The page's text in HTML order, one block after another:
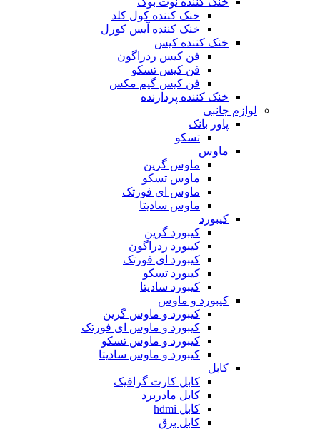
خنک کننده کول کلد
خنک کننده آیس کورل
خنک کننده کیس
فن کیس ردراگون
فن کیس تسکو
فن کیس گیم مکس
خنک کننده پردازنده
لوازم جانبی
پاور بانک
تسکو
ماوس
ماوس گرین
ماوس تسکو
ماوس ای فورتک
ماوس سادیتا
کیبورد
کیبورد گرین
کیبورد ردراگون
کیبورد ای فورتک
کیبورد تسکو
کیبورد سادیتا
کیبورد و ماوس
کیبورد و ماوس گرین
کیبورد و ماوس ای فورتک
کیبورد و ماوس تسکو
کیبورد و ماوس سادیتا
کابل
کابل کارت گرافیک
کابل مادربرد
کابل hdmi
کابل برق